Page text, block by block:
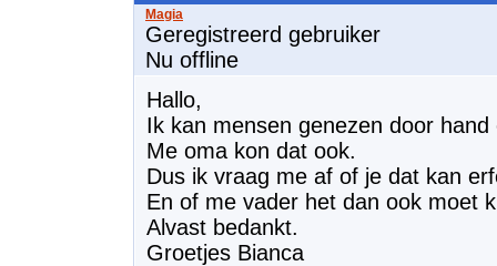
Geregistreerd gebruiker
Nu offline
Hallo,
Ik kan mensen genezen door hand
Me oma kon dat ook.
Dus ik vraag me af of je dat kan
En of me vader het dan ook moet
Alvast bedankt.
Groetjes Bianca